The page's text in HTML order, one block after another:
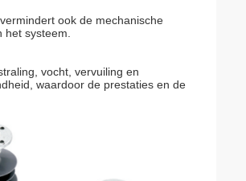
ook de mechanische
systeem.
vocht, vervuiling en
waardoor de prestaties en de